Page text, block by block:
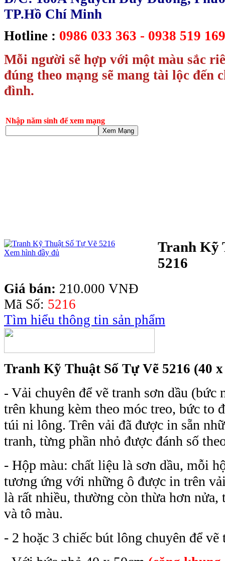
TP.Hồ Chí Minh
Hotline : 0986 033 363 - 0938 519
Mỗi người sẽ hợp với một màu sắc
đúng theo mạng sẽ mang tài lộc đến
đình.
Nhập năm sinh để xem mạng
Xem Mạng
Xem hình đầy đủ
Tranh Kỹ
5216
Giá bán: 210.000 VNĐ
Mã Số: 5216
Tìm hiểu thông tin sản phẩm
Tranh Kỹ Thuật Số Tự Vẽ 5216 (40
- Vải chuyên để vẽ tranh sơn dầu (bức
trên khung kèm theo móc treo, bức to
túi ni lông. Trên vải đã được in sẵn
tranh, từng phần nhỏ được đánh số
- Hộp màu: chất liệu là sơn dầu, mỗi
tương ứng với những ô được in trên
là rất nhiều, thường còn thừa hơn nửa,
và tô màu.
- 2 hoặc 3 chiếc bút lông chuyên để vẽ